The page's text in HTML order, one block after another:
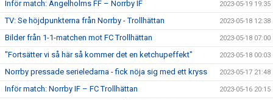
Inför match: Ängelholms FF – Norrby IF 2023-05-19 19:35
TV: Se höjdpunkterna från Norrby - Trollhättan 2023-05-18 12:38
Bilder från 1-1-matchen mot FC Trollhättan 2023-05-18 07:00
"Fortsätter vi så här så kommer det en ketchupeffekt" 2023-05-18 00:03
Norrby pressade serieledarna - fick nöja sig med ett kryss 2023-05-17 21:48
Inför match: Norrby IF – FC Trollhättan 2023-05-16 20:15